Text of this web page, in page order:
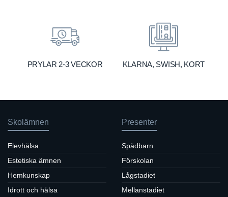
PRYLAR 2-3 VECKOR KLARNA, SWISH, KORT
Skolämnen
Elevhälsa
Estetiska ämnen
Hemkunskap
Idrott och hälsa
Presenter
Spädbarn
Förskolan
Lågstadiet
Mellanstadiet